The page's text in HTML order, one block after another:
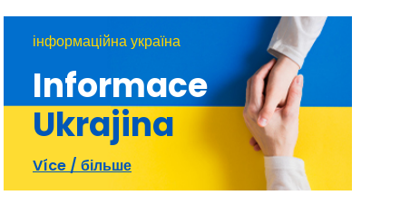
інформаційна україна
Informace
Ukrajina
Více / більше